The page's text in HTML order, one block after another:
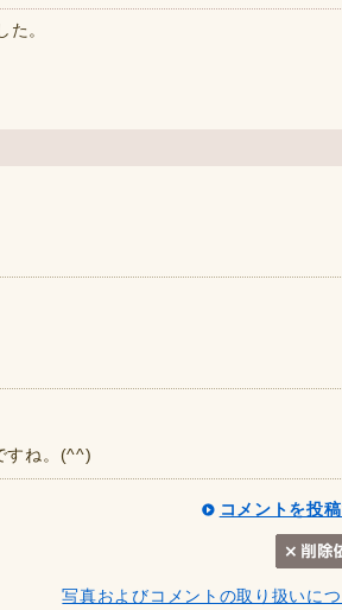
。
すね。(^^)
コメントを投
写真およびコメントの取り扱いに